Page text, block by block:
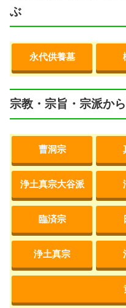
ぶ
永代供養墓
宗教・宗旨・宗派か
曹洞宗
浄土真宗大谷派
臨済宗
浄土真宗